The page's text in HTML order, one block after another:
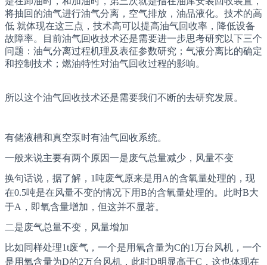
将抽回的油气进行油气分离，空气排放，油品液化。技术的高
低 就体现在这三点，技术高可以提高油气回收率，降低设备
故障率。目前油气回收技术还是需要进一步思考研究以下三个
问题：油气分离过程机理及表征参数研究；气液分离比的确定
和控制技术；燃油特性对油气回收过程的影响。
所以这个油气回收技术还是需要我们不断的去研究发展。
有储液槽和真空泵时有油气回收系统。
一般来说主要有两个原因一是废气总量减少，风量不变
换句话说，据了解，1吨废气原来是用A的含氧量处理的，现
在0.5吨是在风量不变的情况下用B的含氧量处理的。此时B大
于A，即氧含量增加，但这并不显著。
二是废气总量不变，风量增加
比如同样处理1t废气，一个是用氧含量为C的1万台风机，一个
是用氧含量为D的2万台风机，此时D明显高于C，这也体现在